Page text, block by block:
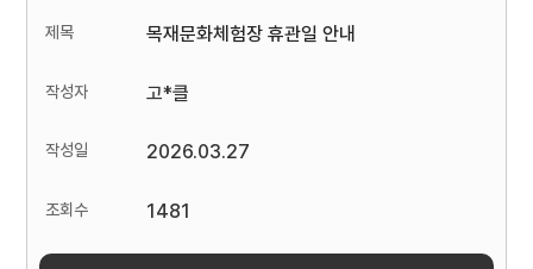
목재문화체험장 휴관일 안내
고*클
2026.03.27
1481